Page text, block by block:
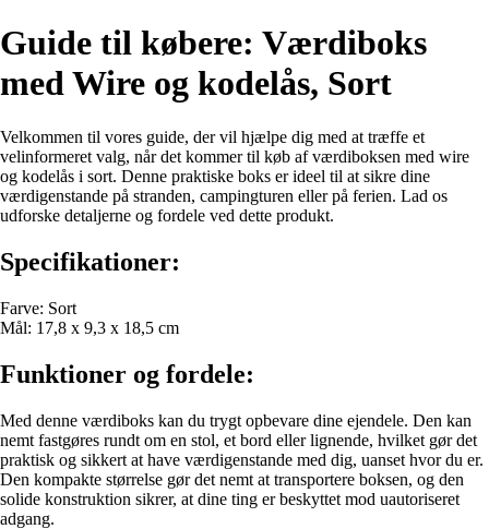
Guide til købere: Værdiboks
med Wire og kodelås, Sort
Velkommen til vores guide, der vil hjælpe dig med at træffe et
velinformeret valg, når det kommer til køb af værdiboksen med wire
og kodelås i sort. Denne praktiske boks er ideel til at sikre dine
værdigenstande på stranden, campingturen eller på ferien. Lad os
udforske detaljerne og fordele ved dette produkt.
Specifikationer:
Farve: Sort
Mål: 17,8 x 9,3 x 18,5 cm
Funktioner og fordele:
Med denne værdiboks kan du trygt opbevare dine ejendele. Den kan
nemt fastgøres rundt om en stol, et bord eller lignende, hvilket gør det
praktisk og sikkert at have værdigenstande med dig, uanset hvor du er.
Den kompakte størrelse gør det nemt at transportere boksen, og den
solide konstruktion sikrer, at dine ting er beskyttet mod uautoriseret
adgang.